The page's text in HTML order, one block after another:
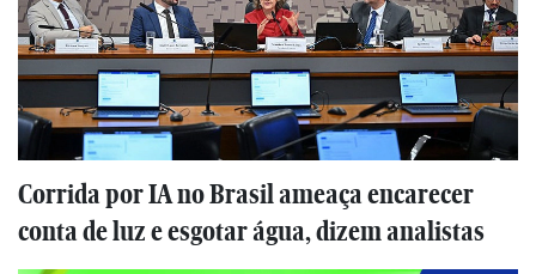
Corrida por IA no Brasil ameaça encarecer
conta de luz e esgotar água, dizem analistas